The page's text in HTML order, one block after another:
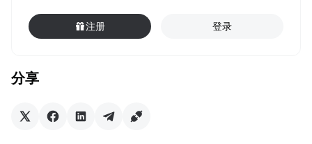
• 访问Gate 官方网站
• 关注
• 加入
全球社区
获取最新资讯
• 查看
100% 储备金证明
分享
注册 登录